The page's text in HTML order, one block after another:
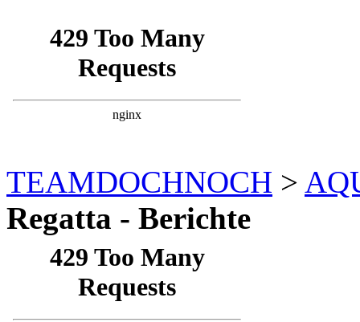
TEAMDOCHNOCH >
Regatta - Berichte